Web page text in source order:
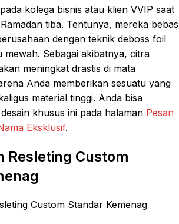
kolega bisnis atau klien VVIP saat
tiba. Tentunya, mereka bebas
dengan teknik deboss foil
mewah. Sebagai akibatnya, citra
meningkat drastis di mata
Anda memberikan sesuatu yang
material tinggi. Anda bisa
khusus ini pada halaman Pesan
Eksklusif.
Resleting Custom